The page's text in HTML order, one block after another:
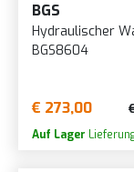
BGS
Hydraulischer
BGS8604
€ 273,00
Auf Lager